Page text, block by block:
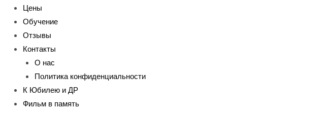
Цены
Обучение
Отзывы
Контакты
О нас
Политика конфиденциальности
К Юбилею и ДР
Фильм в память